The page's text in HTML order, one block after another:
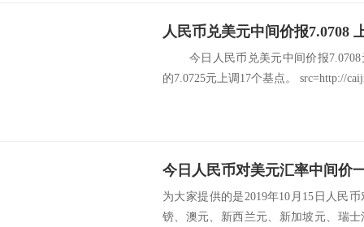
人民币兑美元中间价报7.0708
今日人民币兑美元中间价报7.0708
的7.0725元上调17个基点。 src=http://
今日人民币对美元汇率中间价
为大家提供的是2019年10月15日人民
镑、澳元、新西兰元、新加坡元、瑞